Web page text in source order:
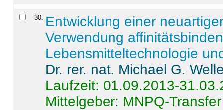
30. Entwicklung einer
Verwendung
Lebensmitteltechnologie
Dr. rer. nat. Michael G.
Laufzeit: 01.09.2013-
Mittelgeber: MNPQ-Transfer